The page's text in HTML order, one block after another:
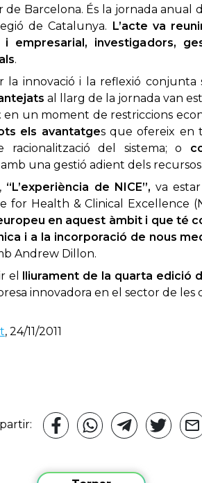
de Barcelona. És la jornada
de Catalunya. L’acte va
i empresarial, investigadors,
.
la innovació i la reflexió
al llarg de la jornada van
en un moment de restriccions
els avantatges que ofereix en
racionalització del sistema; o
amb una gestió adient dels
“L’experiència de NICE”, va
Health & Clinical Excellence
en aquest àmbit i que té
i a la incorporació de nous
Andrew Dillon.
el lliurament de la quarta edició
innovadora en el sector de les
, 24/11/2011